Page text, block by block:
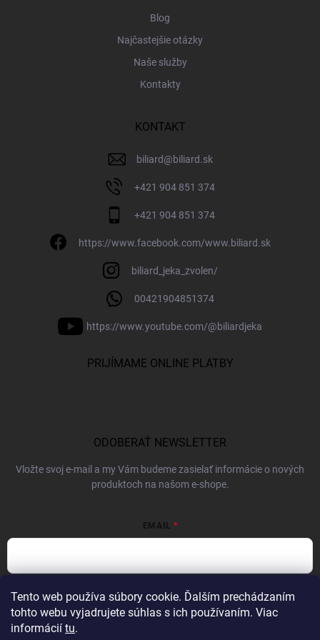
Tento web používa súbory cookie. Ďalším prechádzaním
tohto webu vyjadrujete súhlas s ich používaním. Viac
informácií tu.
Blog
Najčastejšie otázky
Naše služby
Kontakty
KONTAKT
biliard@biliard.sk
+421 904 851 374
+421 904 851 374
https://www.facebook.com/www.biliard.sk
biliard_jeka_zvolen/
00421904851374
https://www.youtube.com/@biliardjeka
PRIJÍMAME ONLINE PLATBY
ODOBERAŤ NEWSLETTER
Vložte svoj e-mail a my Vám budeme zasielať informácie o nových
produktoch na našom e-shope.
EMAIL
Vložením e-mailu súhlasíte spodmienkami ochrany osobných údajov